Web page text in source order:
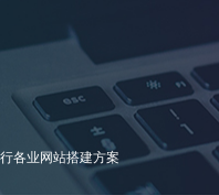
各业网站搭建方案